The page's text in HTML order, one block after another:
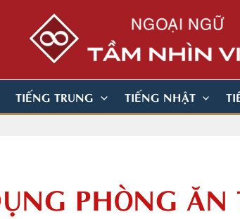
TIẾNG TRUNG TIẾNG NHẬT
PHÒNG ĂN